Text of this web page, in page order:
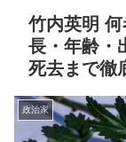
竹内英明
長・年齢・
死去まで徹
政治家